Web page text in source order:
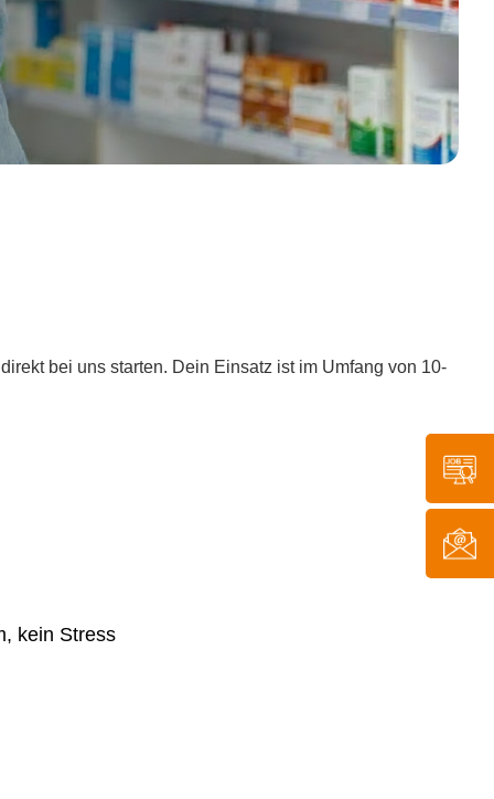
bei uns starten. Dein Einsatz ist im Umfang von 10-
kein Stress